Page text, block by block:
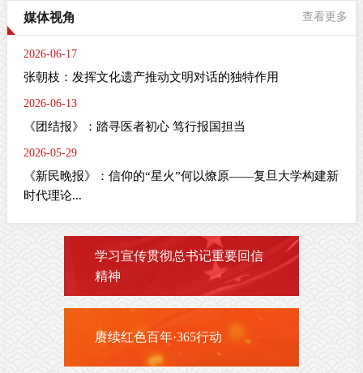
媒体视角 查看更多
2026-06-17
张朝枝：发挥文化遗产推动文明对话的独特作用
2026-06-13
《团结报》：踏寻医者初心 笃行报国担当
2026-05-29
《新民晚报》：信仰的“星火”何以燎原——复旦大学构建新
时代理论...
学习宣传贯彻总书记重要回信
精神
赓续红色百年·365行动